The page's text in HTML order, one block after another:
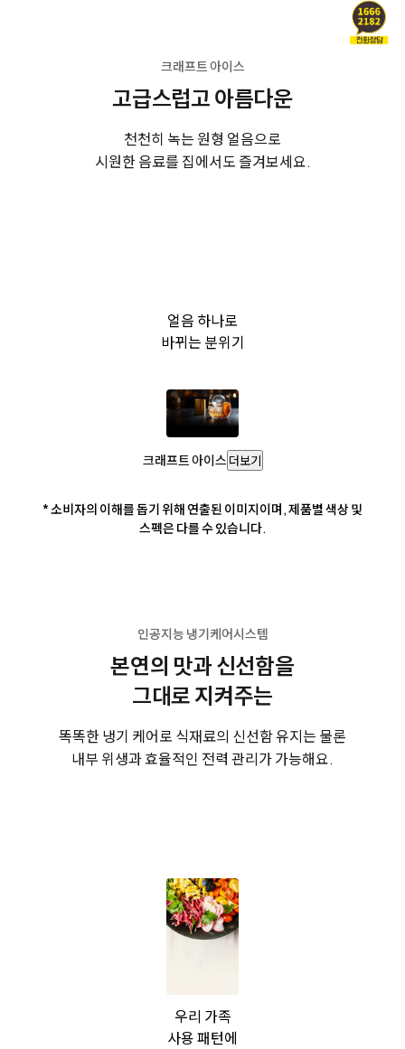
크래프트 아이스
고급스럽고 아름다운
천천히 녹는 원형 얼음으로
시원한 음료를 집에서도 즐겨보세요.
얼음 하나로
바뀌는 분위기
크래프트 아이스 더보기
* 소비자의 이해를 돕기 위해 연출된 이미지이며, 제품별 색상 및
스펙은 다를 수 있습니다.
인공지능 냉기케어시스템
본연의 맛과 신선함을
그대로 지켜주는
똑똑한 냉기 케어로 식재료의 신선함 유지는 물론
내부 위생과 효율적인 전력 관리가 가능해요.
우리 가족
사용 패턴에